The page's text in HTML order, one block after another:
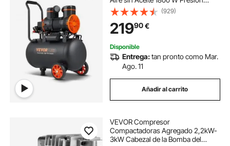
Máxima de 3,5 Mpa Motor sin
Aceite 70 dB para Reparación de
Automóviles Inflado de Neumáticos
Pintura a Pistola
(929)
21990€
Disponible
Entrega:tan pronto como Mar.
Ago. 11
Añadir al carrito
VEVOR Compresor
Compactadoras Agregado 2,2kW-
3kW Cabezal de la Bomba del